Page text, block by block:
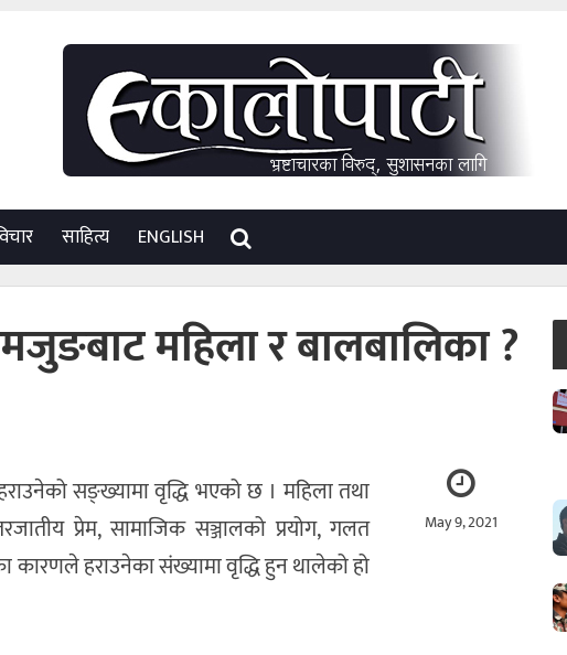
साहित्य ENGLISH
महिला र बालबालिका ?
May 9, 2021
सङ्ख्यामा वृद्धि भएको छ । महिला तथा
प्रेम, सामाजिक सञ्जालको प्रयोग, गलत
कारणले हराउनेका संख्यामा वृद्धि हुन थालेको हो